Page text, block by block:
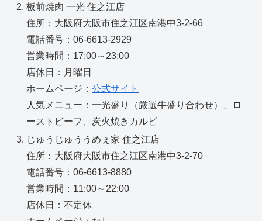
板前焼肉 一光 住之江店
住所：大阪府大阪市住之江区南港中3-2-66
電話番号：06-6613-2929
営業時間：17:00～23:00
店休日：月曜日
ホームページ：公式サイト
人気メニュー：一光盛り（厳選牛盛り合わせ）、ロ
ーストビーフ、炭火焼きカルビ
じゅうじゅううめぇ家 住之江店
住所：大阪府大阪市住之江区南港中3-2-70
電話番号：06-6613-8880
営業時間：11:00～22:00
店休日：不定休